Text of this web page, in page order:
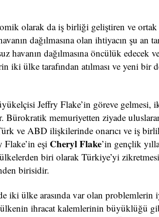
olarak da iş birliği geliştiren ve
dağılmasına olan ihtiyacın şu an
havanın dağılmasına öncülük edecek
iki ülke tarafından atılması ve yeni bir
Jeffry Flake’in göreve gelmesi,
Bürokratik memuriyetten ziyade
ve ABD ilişkilerinde onarıcı ve iş
eşi Cheryl Flake’in gençlik
biri olarak Türkiye’yi
birisidir.
iki ülke arasında var olan problemlerin
ihracat kalemlerinin büyüklüğü